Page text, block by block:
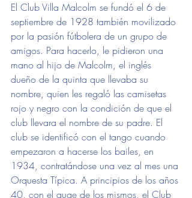
El Club Villa Malcolm se fundó el 6 de
septiembre de 1928 también movilizado
por la pasión fútbolera de un grupo de
amigos. Para hacerlo, le pidieron una
mano al hijo de Malcolm, el inglés
dueño de la quinta que llevaba su
nombre, quien les regaló las camisetas
rojo y negro con la condición de que el
club llevara el nombre de su padre. El
club se identificó con el tango cuando
empezaron a hacerse los bailes, en
1934, contratándose una vez al mes una
Orquesta Típica. A principios de los años
40, con el auge de los mismos, el Club